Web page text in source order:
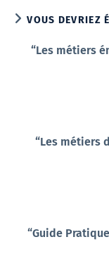
VOUS DEVRIEZ
“Les métiers
“Les métiers
“Guide